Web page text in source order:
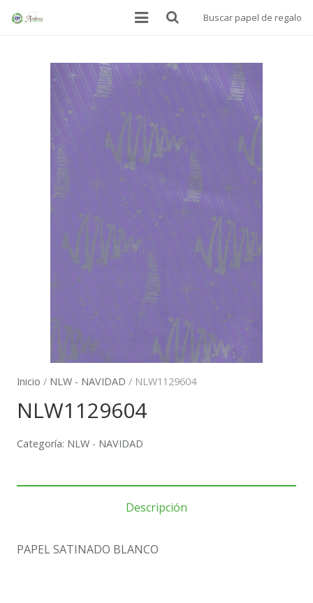
PAPEL ALIMENTARIO
MANTELES SOBREMESA
PAPEL DE REGALO
DONDE ESTAMOS
Buscar papel de regalo
Inicio / NLW - NAVIDAD / NLW1129604
NLW1129604
Categoría: NLW - NAVIDAD
Descripción
PAPEL SATINADO BLANCO